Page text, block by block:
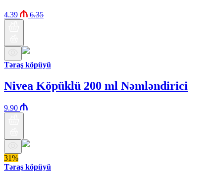
4.39 6.35
Təraş köpüyü
Nivea Köpüklü 200 ml Nəmləndirici
9.90
31%
Təraş köpüyü